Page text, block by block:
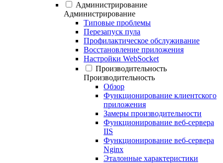
Администрирование
Администрирование
Типовые проблемы
Перезапуск пула
Профилактическое обслуживание
Восстановление приложения
Настройки WebSocket
Производительность
Производительность
Обзор
Функционирование клиентского
приложения
Замеры производительности
Функционирование веб-сервера
IIS
Функционирование веб-сервера
Nginx
Эталонные характеристики